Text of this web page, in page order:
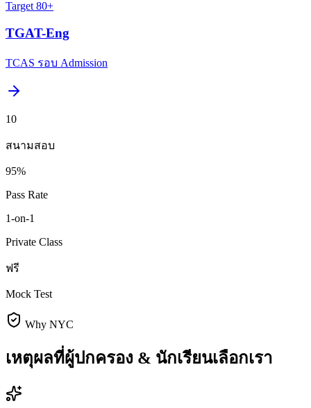
Target 80+
TGAT-Eng
TCAS รอบ Admission
10
สนามสอบ
95%
Pass Rate
1-on-1
Private Class
ฟรี
Mock Test
Why NYC
เหตุผลที่ผู้ปกครอง & นักเรียนเลือกเรา